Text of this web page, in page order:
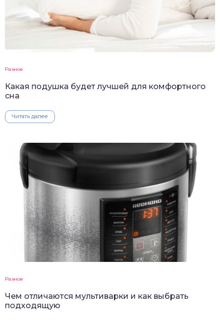
Разное
Какая подушка будет лучшей для комфортного
сна
Читать далее
Разное
Чем отличаются мультиварки и как выбрать
подходящую